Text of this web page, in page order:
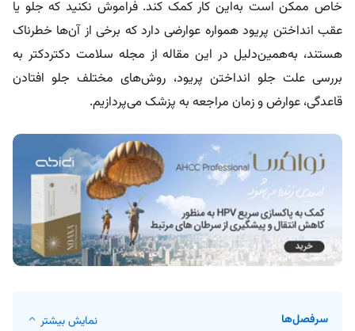
خاص ممکن است به‌این کار کمک کند. فراموش نکنید که جلو یا
عقب انداختن پریود همواره عوارضی دارد که برخی از آن‌ها خطرناک
هستند، به‌همین‌دلیل در این مقاله از مجله سلامت دکتردکتر به
بررسی علت جلو انداختن پریود، روش‌های مختلف جلو افتادن
قاعدگی، عوارض و زمان مراجعه به پزشک می‌پردازیم.
سرفصل‌ها نمایش بیشتر